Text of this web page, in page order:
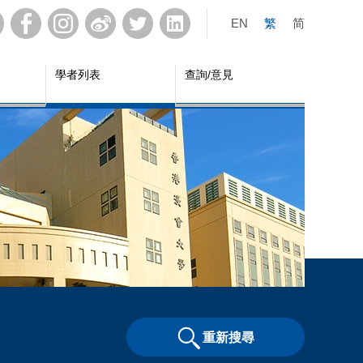
EN 繁 简
學者列表 查詢/意見
重新搜尋